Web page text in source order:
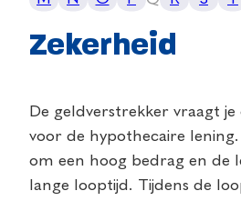
Zekerheid
De geldverstrekker vraagt je
voor de hypothecaire
om een hoog bedrag en de
lange looptijd. Tijdens de